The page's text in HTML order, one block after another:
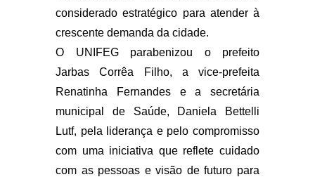
considerado estratégico para atender à
crescente demanda da cidade.
O UNIFEG parabenizou o prefeito
Jarbas Corrêa Filho, a vice-prefeita
Renatinha Fernandes e a secretária
municipal de Saúde, Daniela Bettelli
Lutf, pela liderança e pelo compromisso
com uma iniciativa que reflete cuidado
com as pessoas e visão de futuro para